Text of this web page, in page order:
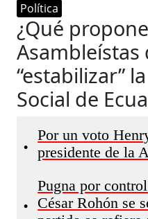
Política
¿Qué
Asambleístas
“estabilizar”
Social de
•
Por un voto
presidente de la
•
Pugna por
César Rohón se